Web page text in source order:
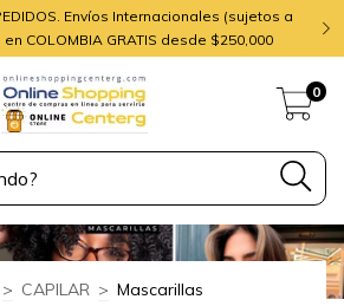
Envíos Internacionales (sujetos a
COLOMBIA GRATIS desde $250,000
0
> CAPILAR > Mascarillas